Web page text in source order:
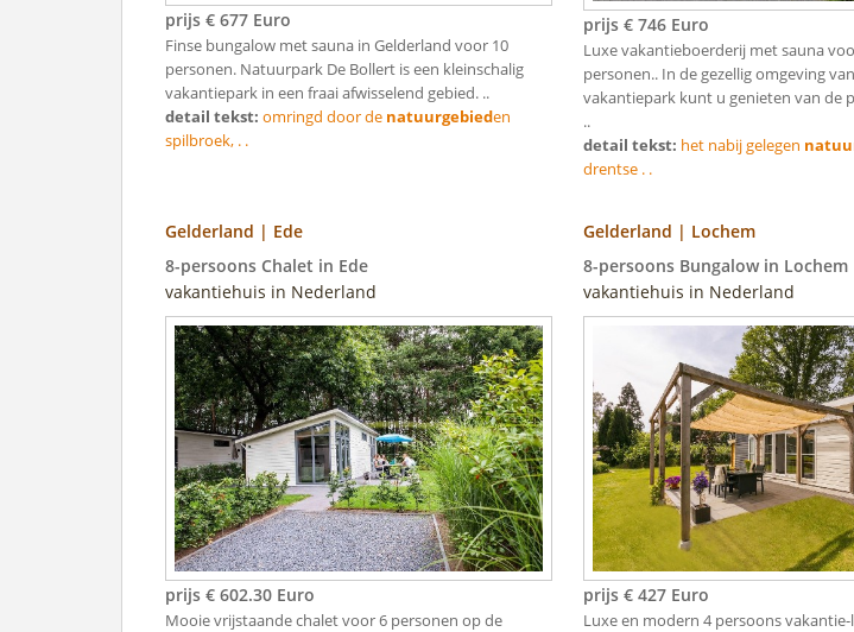
prijs € 677 Euro
Finse bungalow met sauna in Gelderland voor 10
personen. Natuurpark De Bollert is een kleinschalig
vakantiepark in een fraai afwisselend gebied. ..
detail tekst: omringd door de natuurgebieden
spilbroek, . .
prijs € 746 Euro
Luxe vakantieboerderij met sauna
personen.. In de gezellig omgeving
vakantiepark kunt u genieten van de
..
detail tekst: het nabij gelegen
drentse . .
Gelderland | Ede
8-persoons Chalet in Ede
vakantiehuis in Nederland
prijs € 602.30 Euro
Mooie vrijstaande chalet voor 6 personen op de
Gelderland | Lochem
8-persoons Bungalow in Lochem
vakantiehuis in Nederland
prijs € 427 Euro
Luxe en modern 4 persoons